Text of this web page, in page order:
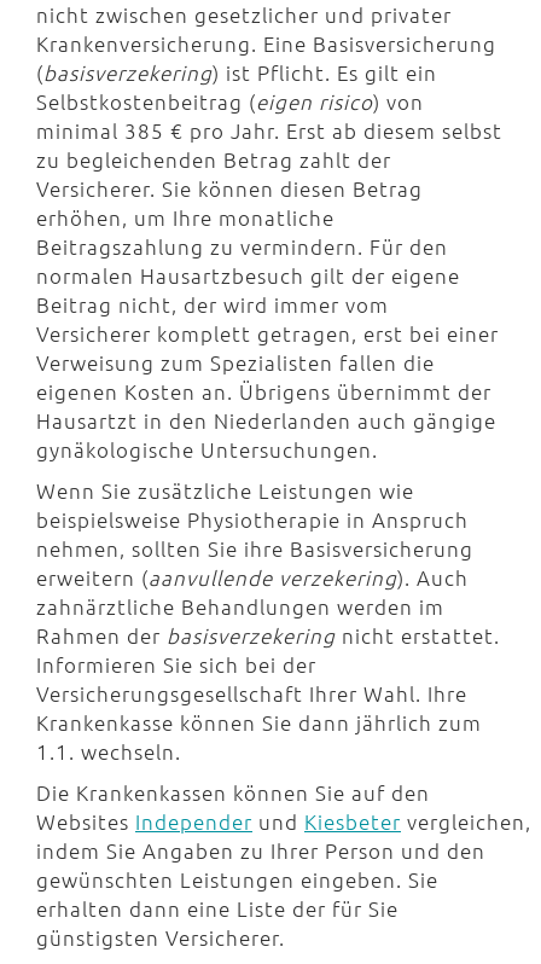
nicht zwischen gesetzlicher und privater
Krankenversicherung. Eine Basisversicherung
(basisverzekering) ist Pflicht. Es gilt ein
Selbstkostenbeitrag (eigen risico) von
minimal 385 € pro Jahr. Erst ab diesem selbst
zu begleichenden Betrag zahlt der
Versicherer. Sie können diesen Betrag
erhöhen, um Ihre monatliche
Beitragszahlung zu vermindern. Für den
normalen Hausartzbesuch gilt der eigene
Beitrag nicht, der wird immer vom
Versicherer komplett getragen, erst bei einer
Verweisung zum Spezialisten fallen die
eigenen Kosten an. Übrigens übernimmt der
Hausartzt in den Niederlanden auch gängige
gynäkologische Untersuchungen.
Wenn Sie zusätzliche Leistungen wie
beispielsweise Physiotherapie in Anspruch
nehmen, sollten Sie ihre Basisversicherung
erweitern (aanvullende verzekering). Auch
zahnärztliche Behandlungen werden im
Rahmen der basisverzekering nicht erstattet.
Informieren Sie sich bei der
Versicherungsgesellschaft Ihrer Wahl. Ihre
Krankenkasse können Sie dann jährlich zum
1.1. wechseln.
Die Krankenkassen können Sie auf den
Websites Independer und Kiesbeter vergleichen,
indem Sie Angaben zu Ihrer Person und den
gewünschten Leistungen eingeben. Sie
erhalten dann eine Liste der für Sie
günstigsten Versicherer.